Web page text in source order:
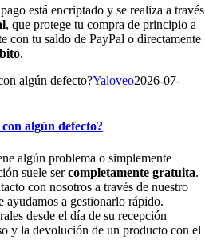
está encriptado y se realiza a través
, que protege tu compra de principio a
con tu saldo de PayPal o directamente
.
algún defecto?Yaloveo2026-07-
algún defecto?
algún problema o simplemente
suele sercompletamente gratuita.
con nosotros a través de nuestro
ayudamos a gestionarlo rápido.
desde el día de su recepción
y la devolución de un producto con el